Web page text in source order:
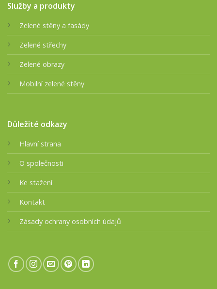
Služby a produkty
Zelené stěny a fasády
Zelené střechy
Zelené obrazy
Mobilní zelené stěny
Důležité odkazy
Hlavní strana
O společnosti
Ke stažení
Kontakt
Zásady ochrany osobních údajů